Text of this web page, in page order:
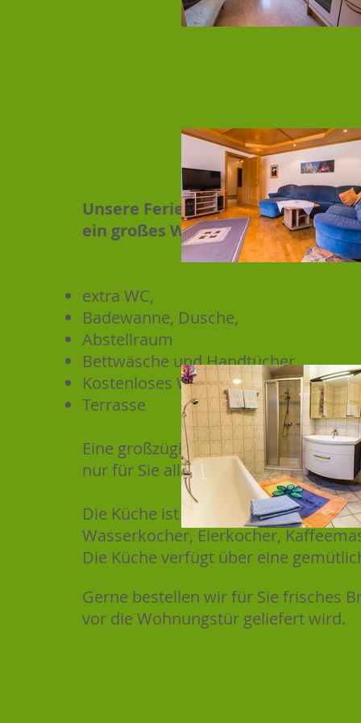
Unsere Ferienwohung verfügt
ein großes Wohnzimmer(kann
extra WC,
Badewanne, Dusche,
Abstellraum
Bettwäsche und Handtücher.
Kostenloses WLAN
Terrasse
Eine großzügige Terrasse mit Tisch,
nur für Sie alleine welche zum
Die Küche ist komplett ausgestattet
Wasserkocher, Eierkocher,
Die Küche verfügt über eine
Gerne bestellen wir für Sie frisches
vor die Wohnungstür geliefert wird.